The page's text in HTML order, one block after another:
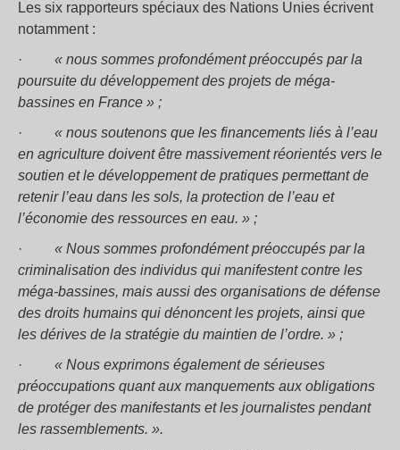
Les six rapporteurs spéciaux des Nations Unies écrivent
notamment :
· « nous sommes profondément préoccupés par la
poursuite du développement des projets de méga-
bassines en France » ;
· « nous soutenons que les financements liés à l’eau
en agriculture doivent être massivement réorientés vers le
soutien et le développement de pratiques permettant de
retenir l’eau dans les sols, la protection de l’eau et
l’économie des ressources en eau. » ;
· « Nous sommes profondément préoccupés par la
criminalisation des individus qui manifestent contre les
méga-bassines, mais aussi des organisations de défense
des droits humains qui dénoncent les projets, ainsi que
les dérives de la stratégie du maintien de l’ordre. » ;
· « Nous exprimons également de sérieuses
préoccupations quant aux manquements aux obligations
de protéger des manifestants et les journalistes pendant
les rassemblements. ».